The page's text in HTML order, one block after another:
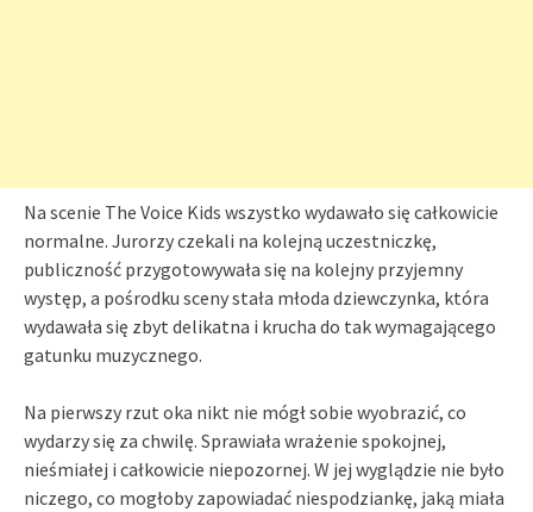
Na scenie The Voice Kids wszystko wydawało się całkowicie
normalne. Jurorzy czekali na kolejną uczestniczkę,
publiczność przygotowywała się na kolejny przyjemny
występ, a pośrodku sceny stała młoda dziewczynka, która
wydawała się zbyt delikatna i krucha do tak wymagającego
gatunku muzycznego.
Na pierwszy rzut oka nikt nie mógł sobie wyobrazić, co
wydarzy się za chwilę. Sprawiała wrażenie spokojnej,
nieśmiałej i całkowicie niepozornej. W jej wyglądzie nie było
niczego, co mogłoby zapowiadać niespodziankę, jaką miała